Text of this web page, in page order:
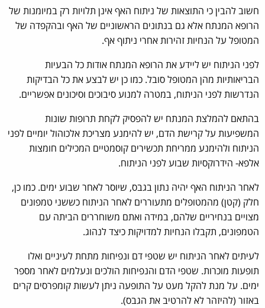
חשוב להבין כי התוצאות של ניתוח האף אינן תלויות רק במיומנות של
הרופא המנתח אלא גם בנתונים הראשוניים של האף ובהקפדה של
המטופל על הנחיות זהירות אחרי ניתוף אף.
לפני הניתוח יש ליידע את הרופא המנתח אודות כל הבעיות
הבריאותיות מהן המטופל סובל. כמו כן יש לבצע את כל הבדיקות
הנדרשות לפני הניתוח, במטרה למנוע סיבוכים וסיכונים אפשריים.
בהתאם להמלצת המנתח יש להפסיק לקחת תרופות שונות
המשפיעות על קרישת הדם, יש להימנע מצריכת אלכוהול יומיים לפני
הניתוח ולהימנע ממריחת תכשירים קוסמטיים המכילים חומצות
אלפא- הידרוקסיות שבוע לפני הניתוח.
לאחר הניתוח האף יהיה נתון בגבס, שיוסר לאחר שבוע ימים. כמו כן,
חלק (קטן) מהמטופלים מתעוררים לאחר הניתוח כששני טמפונים
מצויים בנחיריים שלהם, במידה ואתם משוחררים הביתה עם
הטמפונים, תקבלו הנחיות למדויקות כיצד לנהוג.
לעיתים לאחר הניתוח יש שטפי דם ונפיחות מתחת לעיניים ואלו
תופעות מוכרות. שטפי הדם והנפיחות הולכים ונעלמים לאחר מספר
ימים. על מנת להקל מעט על התופעה ניתן לעשות קומפרסים קרים
באזור (להיזהר לא להרטיב את הגבס).